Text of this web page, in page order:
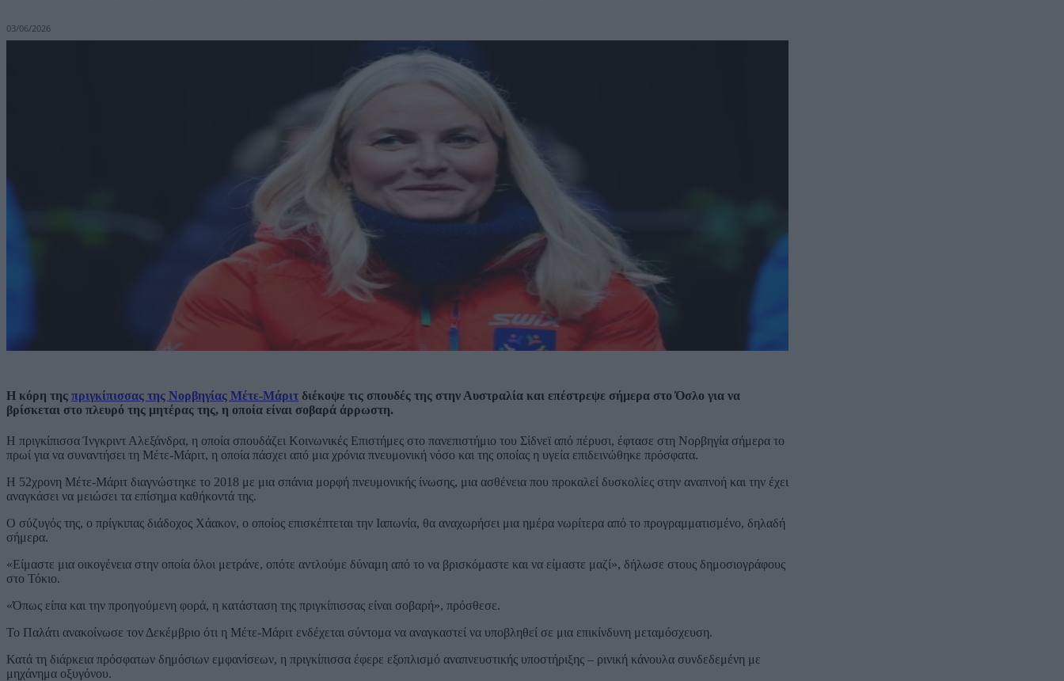
03/06/2026
Η κόρη της πριγκίπισσας της Νορβηγίας Μέτε-Μάριτ διέκοψε τις σπουδές της στην Αυστραλία και επέστρεψε σήμερα στο Όσλο για να
βρίσκεται στο πλευρό της μητέρας της, η οποία είναι σοβαρά άρρωστη.
Η πριγκίπισσα Ίνγκριντ Αλεξάνδρα, η οποία σπουδάζει Κοινωνικές Επιστήμες στο πανεπιστήμιο του Σίδνεϊ από πέρυσι, έφτασε στη Νορβηγία σήμερα το
πρωί για να συναντήσει τη Μέτε-Μάριτ, η οποία πάσχει από μια χρόνια πνευμονική νόσο και της οποίας η υγεία επιδεινώθηκε πρόσφατα.
Η 52χρονη Μέτε-Μάριτ διαγνώστηκε το 2018 με μια σπάνια μορφή πνευμονικής ίνωσης, μια ασθένεια που προκαλεί δυσκολίες στην αναπνοή και την έχει
αναγκάσει να μειώσει τα επίσημα καθήκοντά της.
Ο σύζυγός της, ο πρίγκιπας διάδοχος Χάακον, ο οποίος επισκέπτεται την Ιαπωνία, θα αναχωρήσει μια ημέρα νωρίτερα από το προγραμματισμένο, δηλαδή
σήμερα.
«Είμαστε μια οικογένεια στην οποία όλοι μετράνε, οπότε αντλούμε δύναμη από το να βρισκόμαστε και να είμαστε μαζί», δήλωσε στους δημοσιογράφους
στο Τόκιο.
«Όπως είπα και την προηγούμενη φορά, η κατάσταση της πριγκίπισσας είναι σοβαρή», πρόσθεσε.
Το Παλάτι ανακοίνωσε τον Δεκέμβριο ότι η Μέτε-Μάριτ ενδέχεται σύντομα να αναγκαστεί να υποβληθεί σε μια επικίνδυνη μεταμόσχευση.
Κατά τη διάρκεια πρόσφατων δημόσιων εμφανίσεων, η πριγκίπισσα έφερε εξοπλισμό αναπνευστικής υποστήριξης – ρινική κάνουλα συνδεδεμένη με
μηχάνημα οξυγόνου.